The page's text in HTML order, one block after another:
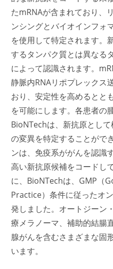
たmRNAが含まれており、
ンシングとバイオインフォ
を使用して特定されます。
するタンパク質とは異なる
によって認識されます。
静脈内RNAリポプレックス
おり、安定性を高めるとと
を可能にします。各患者の
BioNTechは、新抗原とし
の変異を特定することがで
ンは、免疫系ががんを認識
高い新抗原候補をコードし
に、BioNTechは、GMP（
Practice）条件に従ったオ
発しました。オートジーン
療メラノーマ、補助的結腸
腺がんを含むさまざまな固
います。